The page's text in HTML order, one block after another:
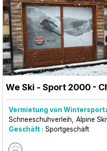
We Ski - Sport 2000 -
Vermietung von
Schneeschuhverleih
Alpine
Geschäft : Sportgeschäft